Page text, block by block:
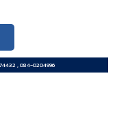
, 084-0204996